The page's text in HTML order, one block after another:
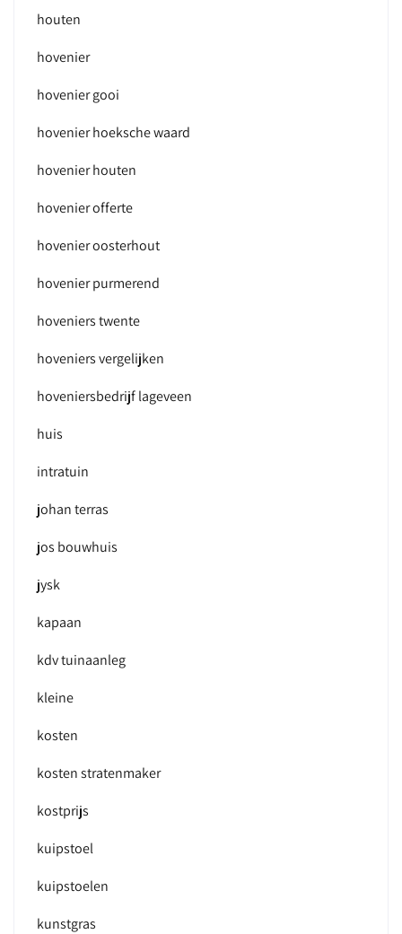
houten
hovenier
hovenier gooi
hovenier hoeksche waard
hovenier houten
hovenier offerte
hovenier oosterhout
hovenier purmerend
hoveniers twente
hoveniers vergelijken
hoveniersbedrijf lageveen
huis
intratuin
johan terras
jos bouwhuis
jysk
kapaan
kdv tuinaanleg
kleine
kosten
kosten stratenmaker
kostprijs
kuipstoel
kuipstoelen
kunstgras